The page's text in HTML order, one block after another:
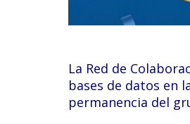
Febrero: 17
Noviembre: 25
Octubre: 21
La Red de
bases de datos en
permanencia del